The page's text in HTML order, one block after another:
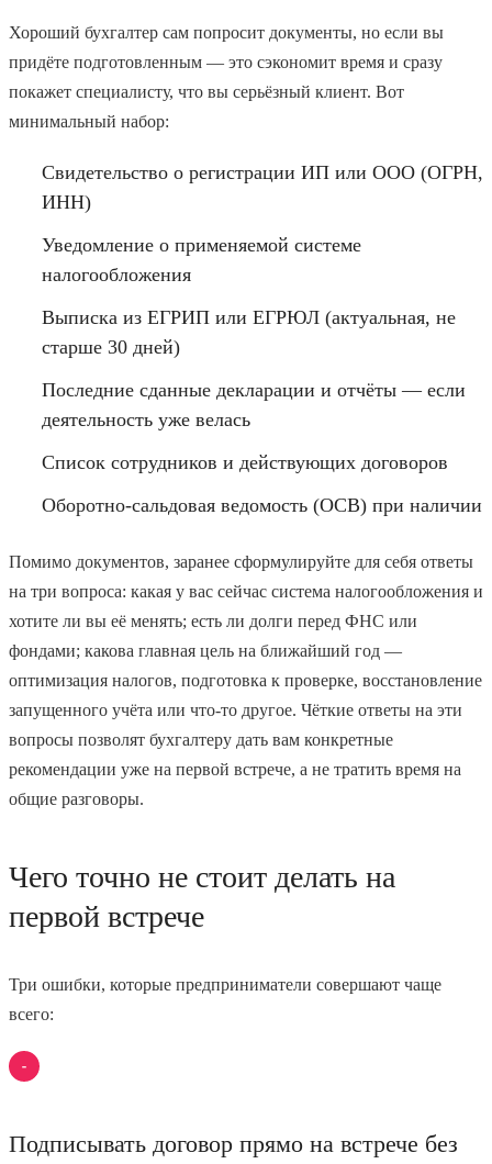
Хороший бухгалтер сам попросит документы, но если вы
придёте подготовленным — это сэкономит время и сразу
покажет специалисту, что вы серьёзный клиент. Вот
минимальный набор:
Свидетельство о регистрации ИП или ООО (ОГРН,
ИНН)
Уведомление о применяемой системе
налогообложения
Выписка из ЕГРИП или ЕГРЮЛ (актуальная, не
старше 30 дней)
Последние сданные декларации и отчёты — если
деятельность уже велась
Список сотрудников и действующих договоров
Оборотно-сальдовая ведомость (ОСВ) при наличии
Помимо документов, заранее сформулируйте для себя ответы
на три вопроса: какая у вас сейчас система налогообложения и
хотите ли вы её менять; есть ли долги перед ФНС или
фондами; какова главная цель на ближайший год —
оптимизация налогов, подготовка к проверке, восстановление
запущенного учёта или что-то другое. Чёткие ответы на эти
вопросы позволят бухгалтеру дать вам конкретные
рекомендации уже на первой встрече, а не тратить время на
общие разговоры.
Чего точно не стоит делать на
первой встрече
Три ошибки, которые предприниматели совершают чаще
всего:
Подписывать договор прямо на встрече без